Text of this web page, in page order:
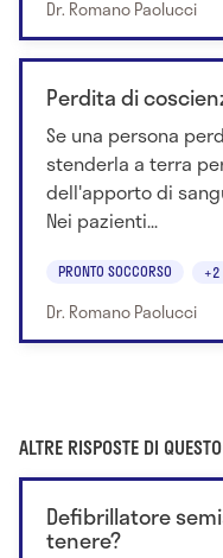
Dr. Romano Paolucci
Perdita di
Se una persona
stenderla a terra
dell'apporto di
Nei pazienti...
PRONTO SOCCORSO +2
Dr. Romano Paolucci
ALTRE RISPOSTE DI
Defibrillatore
tenere?